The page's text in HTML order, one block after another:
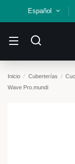
Español
Inicio Cuberterías
Wave Pro.mundi